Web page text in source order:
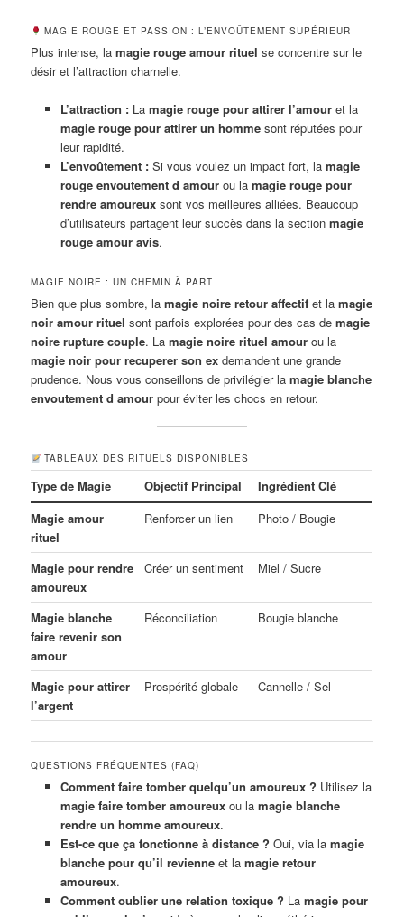
MAGIE ROUGE ET PASSION : L’ENVOÛTEMENT SUPÉRIEUR
Plus intense, lamagie rouge amour rituel se concentre sur le
désir et l’attraction charnelle.
L’attraction :La magie rouge pour attirer l’amouret la
magie rouge pour attirer un hommesont réputées pour
leur rapidité.
L’envoûtement :Si vous voulez un impact fort, la magie
rouge envoutement d amourou la magie rouge pour
rendre amoureuxsont vos meilleures alliées. Beaucoup
d’utilisateurs partagent leur succès dans la section magie
rouge amour avis.
MAGIE NOIRE : UN CHEMIN À PART
Bien que plus sombre, lamagie noire retour affectif et lamagie
noir amour rituel sont parfois explorées pour des cas demagie
noire rupture couple. Lamagie noire rituel amour ou la
magie noir pour recuperer son ex demandent une grande
prudence. Nous vous conseillons de privilégier lamagie blanche
envoutement d amour pour éviter les chocs en retour.
TABLEAUX DES RITUELS DISPONIBLES
Type de Magie Objectif Principal
Ingrédient Clé
Magie amour
rituel
Renforcer un lien Photo / Bougie
Magie pour rendre
amoureux
Créer un sentiment Miel / Sucre
Magie blanche
faire revenir son
amour
Réconciliation Bougie blanche
Magie pour attirer
l’argent
Prospérité globale Cannelle / Sel
QUESTIONS FRÉQUENTES (FAQ)
Comment faire tomber quelqu’un amoureux ? Utilisez la
magie faire tomber amoureuxou la magie blanche
rendre un homme amoureux.
Est-ce que ça fonctionne à distance ? Oui, via la magie
blanche pour qu’il revienneet la magie retour
amoureux.
Comment oublier une relation toxique ? La magie pour